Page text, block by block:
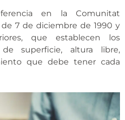
en la Comunitat
7 de diciembre de 1990 y
que establecen los
superficie, altura libre,
que debe tener cada